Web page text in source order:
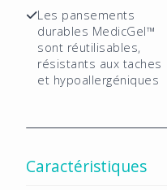
6
pièces
Les pansements
durables MedicGel™
sont réutilisables,
résistants aux taches
et hypoallergéniques
Caractéristiques